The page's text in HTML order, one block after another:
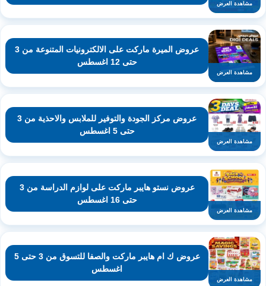
مشاهدة العرض
مشاهدة العرض
عروض الميرة ماركت على الالكترونيات المتنوعة من 3
حتى 12 اغسطس
مشاهدة العرض
عروض مركز الجودة والتوفير للملابس والاحذية من 3
حتى 5 اغسطس
مشاهدة العرض
عروض نستو هايبر ماركت على لوازم الدراسة من 3
حتى 16 اغسطس
مشاهدة العرض
عروض ك ام هايبر ماركت والصفا للتسوق من 3 حتى 5
اغسطس